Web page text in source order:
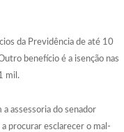
da Previdência de até 10
benefício é a isenção nas
mil.
assessoria do senador
procurar esclarecer o mal-